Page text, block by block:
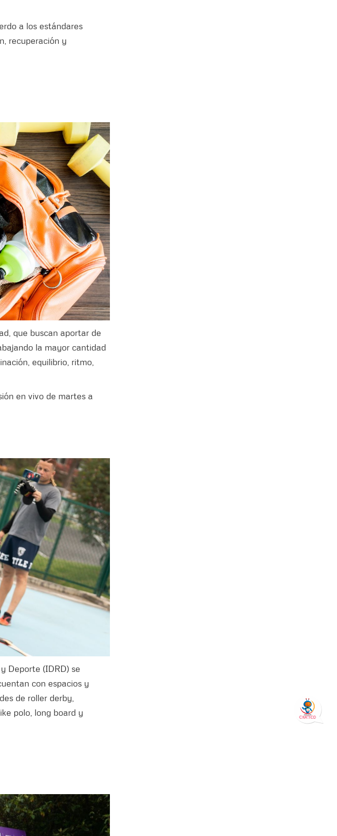
a los estándares
recuperación y
que buscan aportar de
la mayor cantidad
equilibrio, ritmo,
en vivo de martes a
Deporte (IDRD) se
con espacios y
de roller derby,
polo, long board y